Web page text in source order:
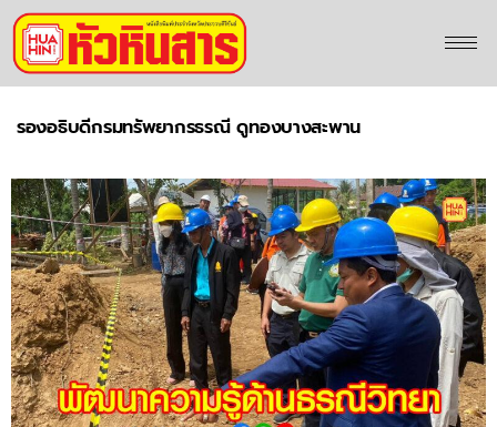
รองอธิบดีกรมทรัพยากรธรณี ดูทองบางสะพาน